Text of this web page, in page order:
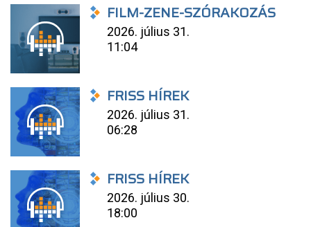
FILM-ZENE-SZÓRAKOZÁS
2026. július 31.
11:04
FRISS HÍREK
2026. július 31.
06:28
FRISS HÍREK
2026. július 30.
18:00